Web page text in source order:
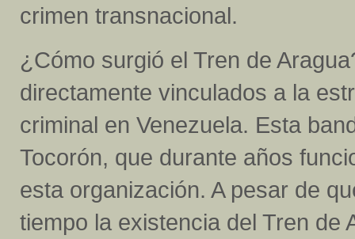
crimen transnacional.
¿Cómo surgió el Tren de
directamente vinculados a la
criminal en Venezuela. Esta
Tocorón, que durante años
esta organización. A pesar de
tiempo la existencia del Tren